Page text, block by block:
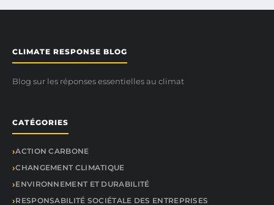
CLIMATE RESPONSE BLOG
Blog sur les réponses essentielles au climat
CATÉGORIES
ACTION CARBONE
CHANGEMENT CLIMATIQUE
ENVIRONNEMENT ET DURABILITÉ
RESPONSABILITÉ SOCIÉTALE DES ENTREPRISES